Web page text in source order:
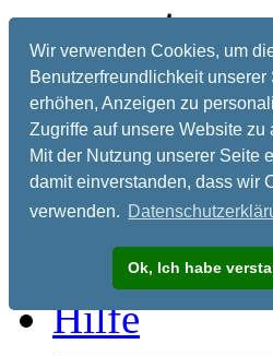
Wir verwenden Cookies, um
Benutzerfreundlichkeit unserer
erhöhen, Anzeigen zu
Zugriffe auf unsere Website zu
Mit der Nutzung unserer Seite
damit einverstanden, dass wir
verwenden.
Ok, Ich habe
Registrieren
Hilfe